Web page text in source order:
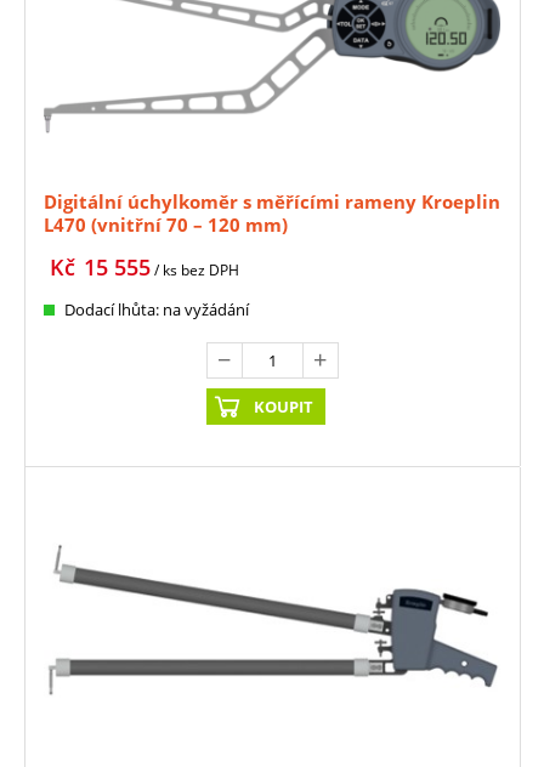
Digitální úchylkoměr s měřícími rameny Kroeplin
L470 (vnitřní 70 – 120 mm)
15 555
Kč / ks bez DPH
Dodací lhůta: na vyžádání
KOUPIT